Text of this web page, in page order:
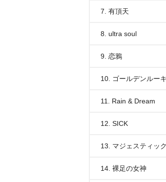
7. 有頂天
8. ultra soul
9. 恋鴉
10. ゴールデンルー
11. Rain & Dream
12. SICK
13. マジェスティック
14. 裸足の女神